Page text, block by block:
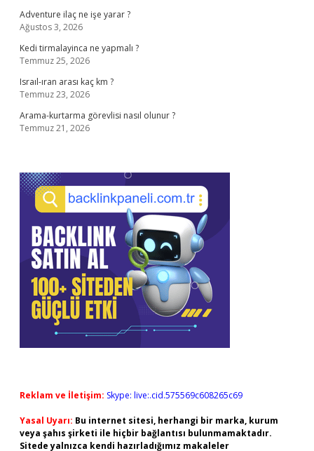
Adventure ilaç ne işe yarar ?
Ağustos 3, 2026
Kedi tirmalayinca ne yapmalı ?
Temmuz 25, 2026
Israıl-ıran arası kaç km ?
Temmuz 23, 2026
Arama-kurtarma görevlisi nasıl olunur ?
Temmuz 21, 2026
Reklam ve İletişim: Skype: live:.cid.575569c608265c69
Yasal Uyarı: Bu internet sitesi, herhangi bir marka, kurum
veya şahıs şirketi ile hiçbir bağlantısı bulunmamaktadır.
Sitede yalnızca kendi hazırladığımız makaleler